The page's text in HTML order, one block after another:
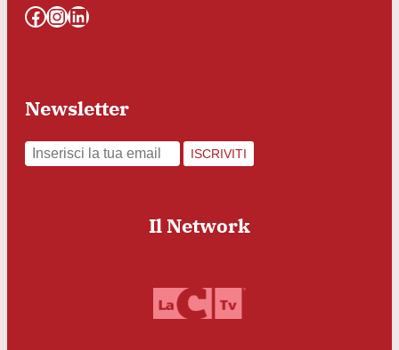
Facebook InstagramLinkedIn
Newsletter
ISCRIVITI
Il Network